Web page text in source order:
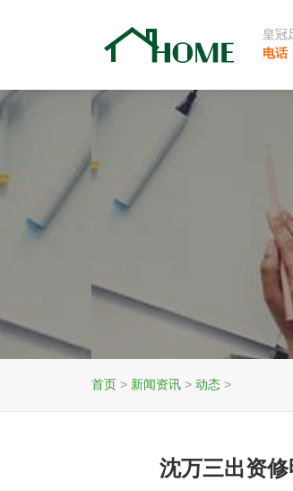
皇冠
电话
首页 > 新闻资讯 > 动态 >
沈万三出资